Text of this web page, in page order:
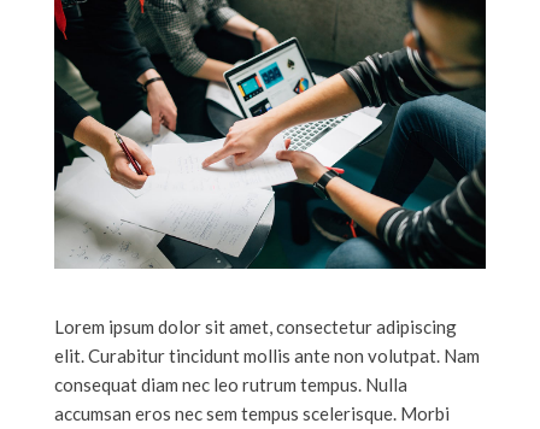
Lorem ipsum dolor sit amet, consectetur adipiscing
elit. Curabitur tincidunt mollis ante non volutpat. Nam
consequat diam nec leo rutrum tempus. Nulla
accumsan eros nec sem tempus scelerisque. Morbi